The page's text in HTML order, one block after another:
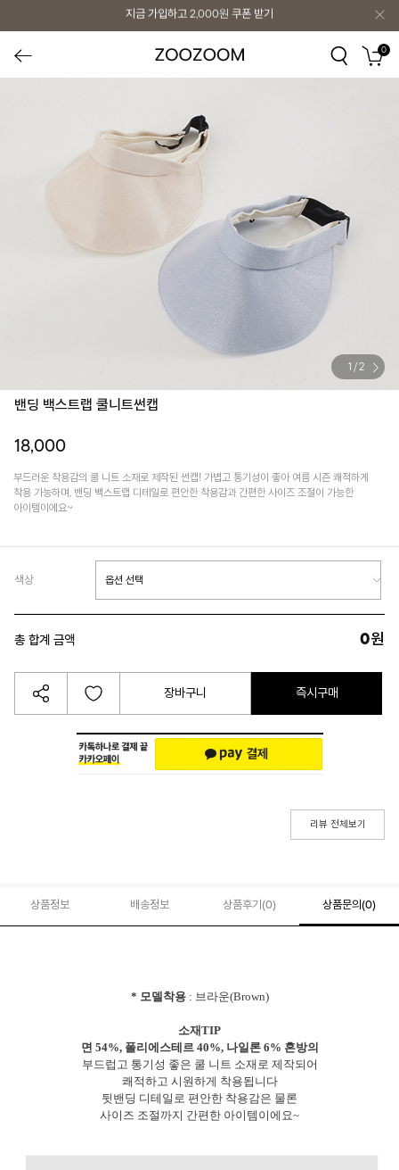
지금 가입하고 2,000원 쿠폰 받기
0
/ 2
밴딩 백스트랩 쿨니트썬캡
18,000
부드러운 착용감의 쿨 니트 소재로 제작된 썬캡! 가볍고 통기성이 좋아 여름 시즌 쾌적하게
착용 가능하며, 밴딩 백스트랩 디테일로 편안한 착용감과 간편한 사이즈 조절이 가능한
아이템이에요~
색상
총 합계 금액 0원
장바구니 즉시구매
리뷰 전체보기
상품정보 배송정보 상품후기(0) 상품문의 (0)
* 모델착용: 브라운(Brown)
소재TIP
면 54%, 폴리에스테르 40%, 나일론 6% 혼방의
부드럽고 통기성 좋은 쿨 니트 소재로 제작되어
쾌적하고 시원하게 착용됩니다
뒷밴딩 디테일로 편안한 착용감은 물론
사이즈 조절까지 간편한 아이템이에요~